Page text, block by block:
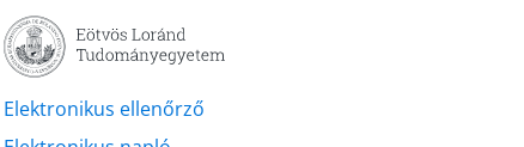
Elektronikus ellenőrző